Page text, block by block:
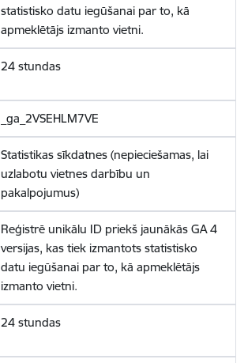
statistisko datu iegūšanai par to, kā
apmeklētājs izmanto vietni.
24 stundas
_ga_2VSEHLM7VE
Statistikas sīkdatnes (nepieciešamas, lai
uzlabotu vietnes darbību un
pakalpojumus)
Reģistrē unikālu ID priekš jaunākās GA 4
versijas, kas tiek izmantots statistisko
datu iegūšanai par to, kā apmeklētājs
izmanto vietni.
24 stundas